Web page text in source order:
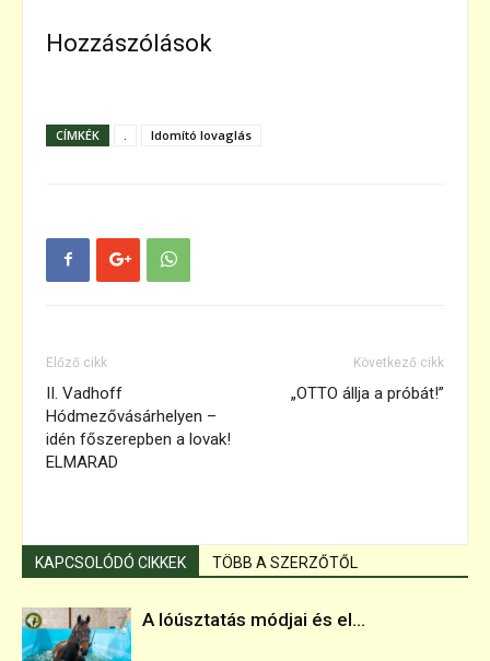
Hozzászólások
CÍMKÉK Idomító lovaglás
Előző cikk
II. Vadhoff
Hódmezővásárhelyen –
idén főszerepben a lovak!
ELMARAD
Következő cikk
„OTTO állja a próbát!”
KAPCSOLÓDÓ CIKKEK TÖBB A SZERZŐTŐL
A lóúsztatás módjai és el...